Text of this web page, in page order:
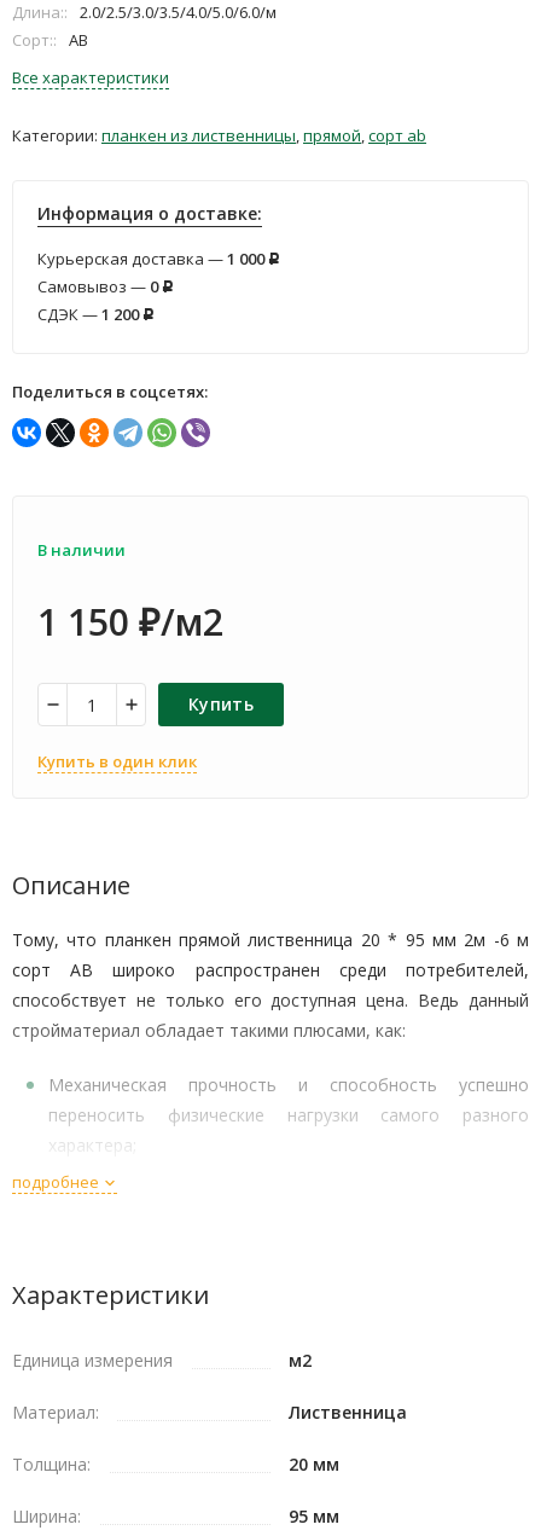
Длина::
2.0/2.5/3.0/3.5/4.0/5.0/6.0/м
Сорт::
АВ
Все характеристики
Категории: планкен из лиственницы,прямой,сорт ab
Информация о доставке:
Курьерская доставка —1 000 Р
Самовывоз — 0 Р
СДЭК —1 200 Р
Поделиться в соцсетях:
В наличии
1 150 ₽/м2
Купить
Купить в один клик
Описание
Тому, что планкен прямой лиственница 20 * 95 мм 2м -6 м
сорт АВ широко распространен среди потребителей,
способствует не только его доступная цена. Ведь данный
стройматериал обладает такими плюсами, как:
Механическая прочность и способность успешно
переносить физические нагрузки самого разного
характера;
Сопротивляемость перепадам температур и влажности;
Обратившись к нам, вы сможете с доставкой от
розницу.
Технические характеристики
Ширина и толщина: 95 мм и 20 мм;
подробнее
Характеристики
Единица измерения м2
Материал: Лиственница
Толщина: 20 мм
Ширина: 95 мм